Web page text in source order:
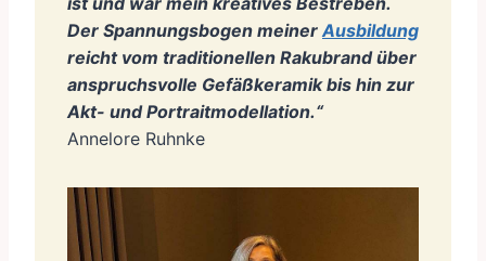
Der Spannungsbogen meiner Ausbildung
reicht vom traditionellen Rakubrand über
anspruchsvolle Gefäßkeramik bis hin zur
Akt- und Portraitmodellation.“
Annelore Ruhnke